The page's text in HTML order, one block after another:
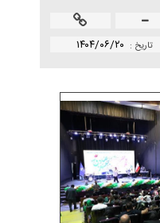
تاريخ : ۱۴۰۴/۰۶/۲۰